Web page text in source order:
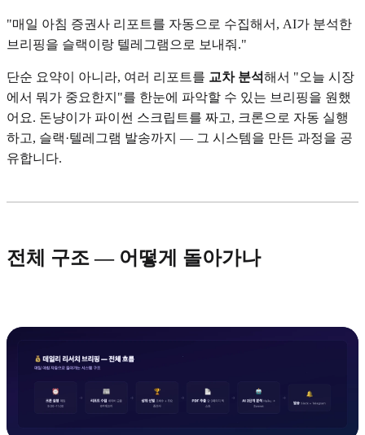
"매일 아침 증권사 리포트를 자동으로 수집해서, AI가 분석한
브리핑을 슬랙이랑 텔레그램으로 보내줘."
단순 요약이 아니라, 여러 리포트를 교차 분석해서 "오늘 시장
에서 뭐가 중요한지"를 한눈에 파악할 수 있는 브리핑을 원했
어요. 돈냥이가 파이썬 스크립트를 짜고, 크론으로 자동 실행
하고, 슬랙·텔레그램 발송까지 — 그 시스템을 만든 과정을 공
유합니다.
전체 구조 — 어떻게 돌아가나